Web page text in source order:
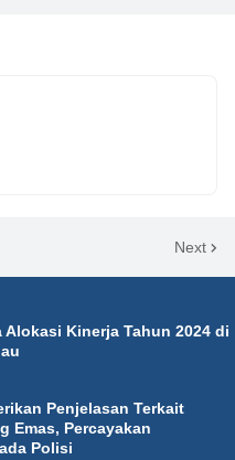
Next
Alokasi Kinerja Tahun 2024 di
Penjelasan Terkait
Emas, Percayakan
Polisi